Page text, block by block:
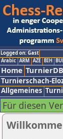
Logged on: Gast
Arabic ARM AZE BIH
Home TurnierDB
Turnierschach-
Allgemeines
Für diesen